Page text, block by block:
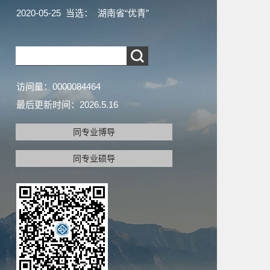
2020-05-25 当选： 湖南省“优青”
访问量： 0000084464
最后更新时间： 2026.5.16
同专业博导
同专业硕导